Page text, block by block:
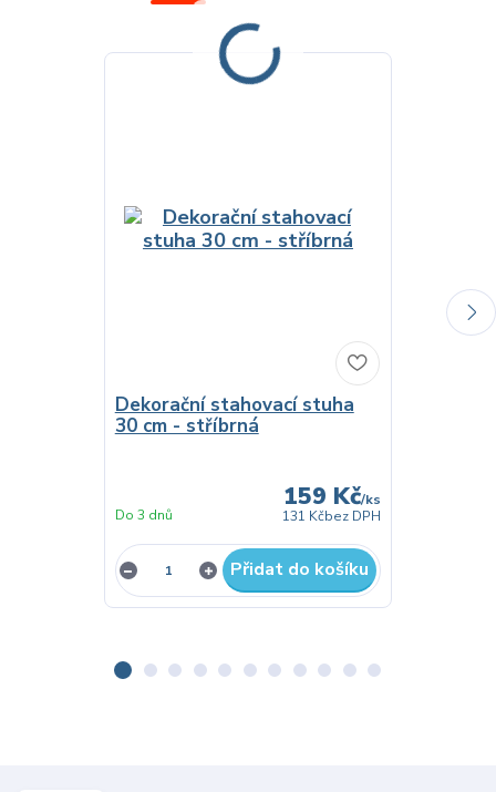
Dekorační stahovací stuha
30 cm - stříbrná
159 Kč/ks
131 Kčbez DPH
Do 3 dnů
Přidat do košíku